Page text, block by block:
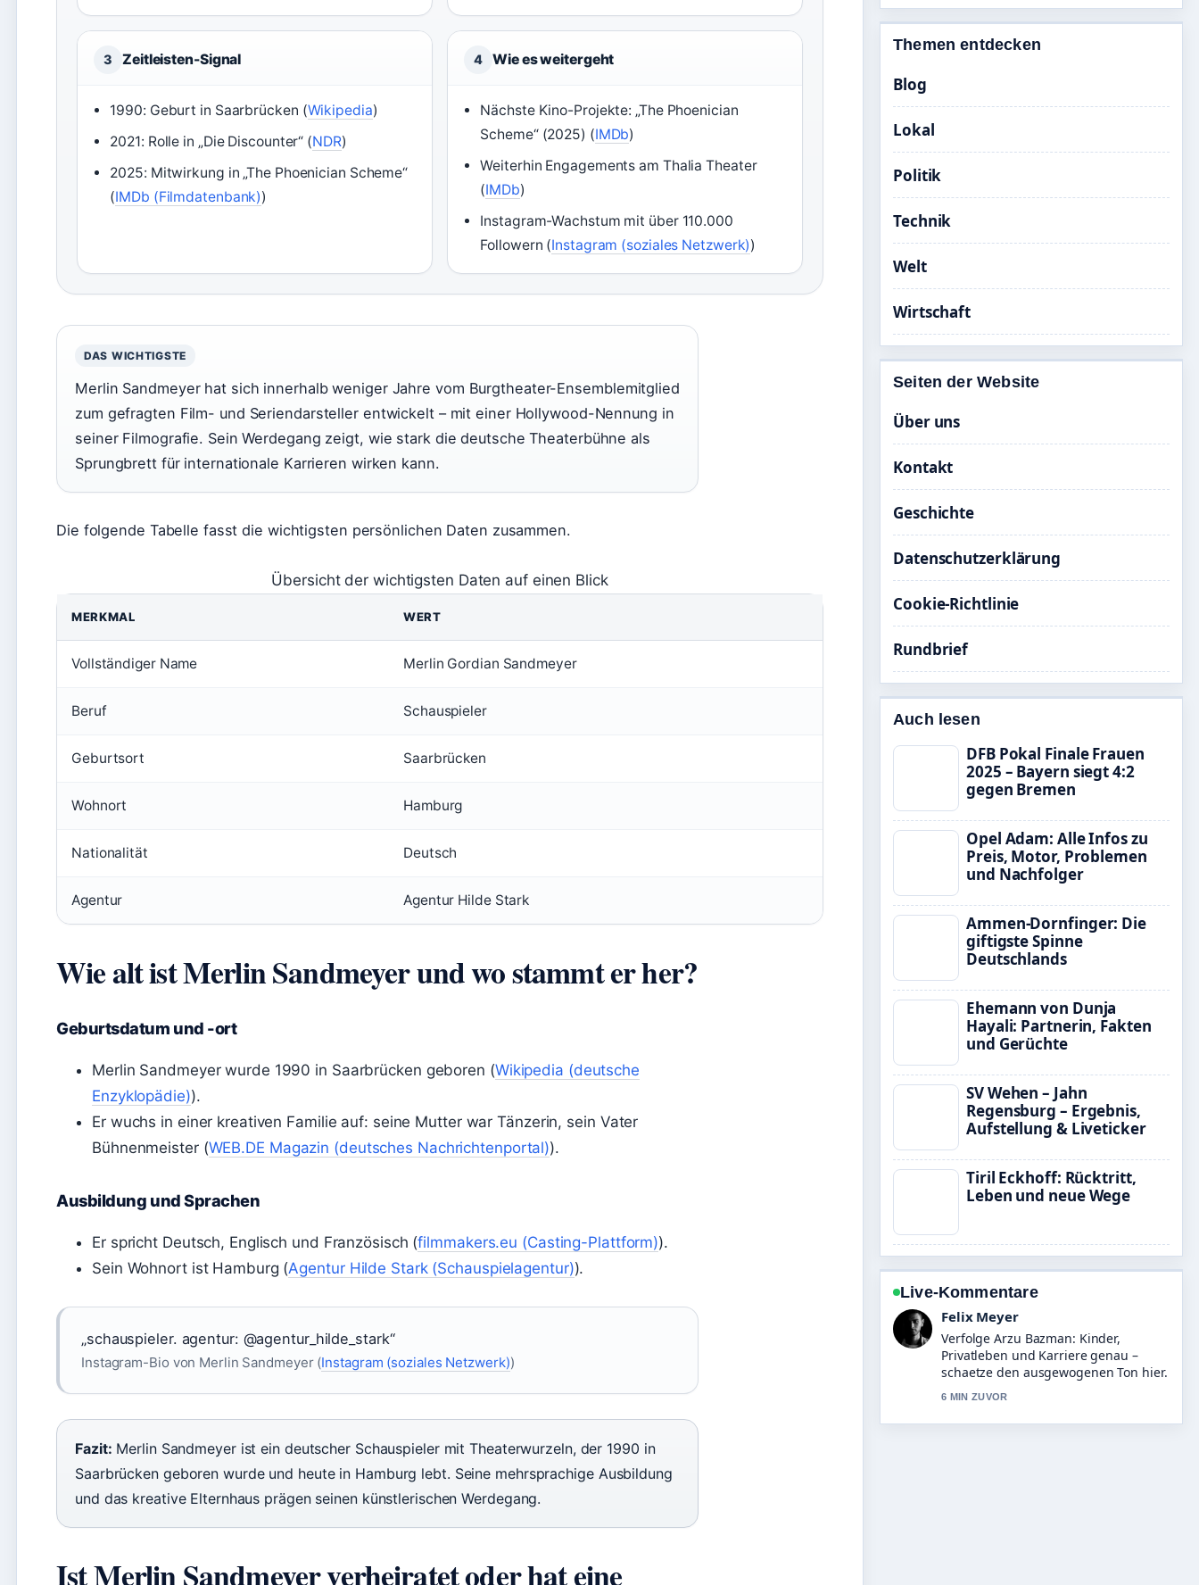
3 Zeitleisten-Signal
1990: Geburt in Saarbrücken (Wikipedia)
2021: Rolle in „Die Discounter“ (NDR)
2025: Mitwirkung in „The Phoenician Scheme“
(IMDb (Filmdatenbank))
4 Wie es weitergeht
Nächste Kino-Projekte: „The Phoenician
Scheme“ (2025) (IMDb)
Weiterhin Engagements am Thalia Theater
(IMDb)
Instagram-Wachstum mit über 110.000
Followern (Instagram (soziales Netzwerk))
DAS WICHTIGSTE
Merlin Sandmeyer hat sich innerhalb weniger Jahre vom Burgtheater-Ensemblemitglied
zum gefragten Film- und Seriendarsteller entwickelt – mit einer Hollywood-Nennung in
seiner Filmografie. Sein Werdegang zeigt, wie stark die deutsche Theaterbühne als
Sprungbrett für internationale Karrieren wirken kann.
Die folgende Tabelle fasst die wichtigsten persönlichen Daten zusammen.
Übersicht der wichtigsten Daten auf einen Blick
MERKMAL WERT
Vollständiger Name Merlin Gordian Sandmeyer
Beruf Schauspieler
Geburtsort Saarbrücken
Wohnort Hamburg
Nationalität Deutsch
Agentur Agentur Hilde Stark
Wie alt ist Merlin Sandmeyer und wo stammt er her?
Geburtsdatum und -ort
Merlin Sandmeyer wurde 1990 in Saarbrücken geboren (Wikipedia (deutsche
Enzyklopädie)).
Er wuchs in einer kreativen Familie auf: seine Mutter war Tänzerin, sein Vater
Bühnenmeister (WEB.DE Magazin (deutsches Nachrichtenportal)).
Ausbildung und Sprachen
Er spricht Deutsch, Englisch und Französisch (filmmakers.eu (Casting-Plattform)).
Sein Wohnort ist Hamburg (Agentur Hilde Stark (Schauspielagentur)).
„schauspieler. agentur: @agentur_hilde_stark“
Instagram-Bio von Merlin Sandmeyer (Instagram (soziales Netzwerk))
Fazit: Merlin Sandmeyer ist ein deutscher Schauspieler mit Theaterwurzeln, der 1990 in
Saarbrücken geboren wurde und heute in Hamburg lebt. Seine mehrsprachige Ausbildung
und das kreative Elternhaus prägen seinen künstlerischen Werdegang.
Ist Merlin Sandmeyer verheiratet oder hat eine
Themen entdecken
Blog
Lokal
Politik
Technik
Welt
Wirtschaft
Seiten der Website
Über uns
Kontakt
Geschichte
Datenschutzerklärung
Cookie-Richtlinie
Rundbrief
Auch lesen
DFB Pokal Finale Frauen
2025 – Bayern siegt 4:2
gegen Bremen
Opel Adam: Alle Infos zu
Preis, Motor, Problemen
und Nachfolger
Ammen-Dornfinger: Die
giftigste Spinne
Deutschlands
Ehemann von Dunja
Hayali: Partnerin, Fakten
und Gerüchte
SV Wehen – Jahn
Regensburg – Ergebnis,
Aufstellung & Liveticker
Tiril Eckhoff: Rücktritt,
Leben und neue Wege
Live-Kommentare
Laura Becker
Hilfreicher Kontext zu Morgan
Freeman heute: Diagnose, Partner,
Wohnort und.... Bitte haltet diesen
Liveticker aktuell.